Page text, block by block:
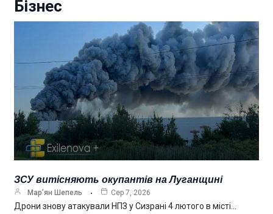
Бізнес
ЗСУ витісняють окупантів на Луганщині
Мар’ян Шепель Сер 7, 2026
Дрони знову атакували НПЗ у Сизрані 4 лютого в місті…